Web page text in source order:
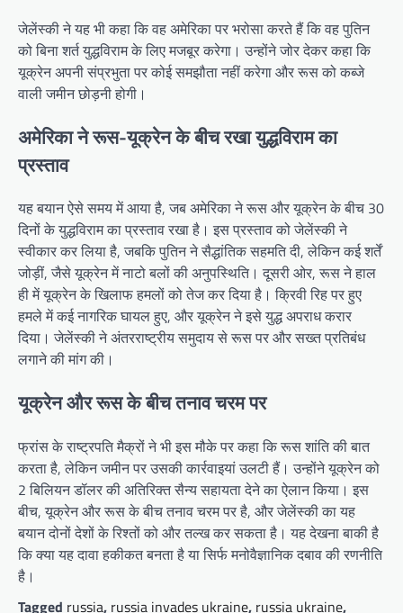
जेलेंस्की ने यह भी कहा कि वह अमेरिका पर भरोसा करते हैं कि वह पुतिन
को बिना शर्त युद्धविराम के लिए मजबूर करेगा। उन्होंने जोर देकर कहा कि
यूक्रेन अपनी संप्रभुता पर कोई समझौता नहीं करेगा और रूस को कब्जे
वाली जमीन छोड़नी होगी।
अमेरिका ने रूस-यूक्रेन के बीच रखा युद्धविराम का
प्रस्ताव
यह बयान ऐसे समय में आया है, जब अमेरिका ने रूस और यूक्रेन के बीच 30
दिनों के युद्धविराम का प्रस्ताव रखा है। इस प्रस्ताव को जेलेंस्की ने
स्वीकार कर लिया है, जबकि पुतिन ने सैद्धांतिक सहमति दी, लेकिन कई शर्तें
जोड़ीं, जैसे यूक्रेन में नाटो बलों की अनुपस्थिति। दूसरी ओर, रूस ने हाल
ही में यूक्रेन के खिलाफ हमलों को तेज कर दिया है। क्रिवी रिह पर हुए
हमले में कई नागरिक घायल हुए, और यूक्रेन ने इसे युद्ध अपराध करार
दिया। जेलेंस्की ने अंतरराष्ट्रीय समुदाय से रूस पर और सख्त प्रतिबंध
लगाने की मांग की।
यूक्रेन और रूस के बीच तनाव चरम पर
फ्रांस के राष्ट्रपति मैक्रों ने भी इस मौके पर कहा कि रूस शांति की बात
करता है, लेकिन जमीन पर उसकी कार्रवाइयां उलटी हैं। उन्होंने यूक्रेन को
2 बिलियन डॉलर की अतिरिक्त सैन्य सहायता देने का ऐलान किया। इस
बीच, यूक्रेन और रूस के बीच तनाव चरम पर है, और जेलेंस्की का यह
बयान दोनों देशों के रिश्तों को और तल्ख कर सकता है। यह देखना बाकी है
कि क्या यह दावा हकीकत बनता है या सिर्फ मनोवैज्ञानिक दबाव की रणनीति
है।
Tagged russia, russia invades ukraine, russia ukraine,